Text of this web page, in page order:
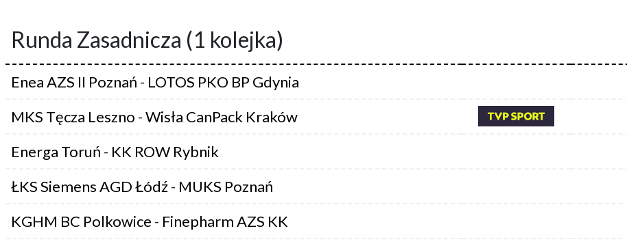
Runda Zasadnicza (1 kolejka)
Enea AZS II Poznań - LOTOS PKO BP Gdynia
MKS Tęcza Leszno -Wisła CanPack Kraków
Energa Toruń - KK ROW Rybnik
ŁKS Siemens AGD Łódź- MUKS Poznań
KGHM BC Polkowice - Finepharm AZS KK